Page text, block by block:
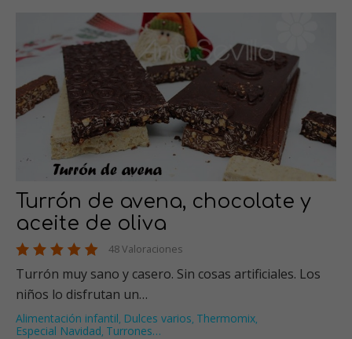
Turrón de avena, chocolate y
aceite de oliva
48 Valoraciones
Turrón muy sano y casero. Sin cosas artificiales. Los
niños lo disfrutan un…
Alimentación infantil, Dulces varios, Thermomix,
Especial Navidad, Turrones…